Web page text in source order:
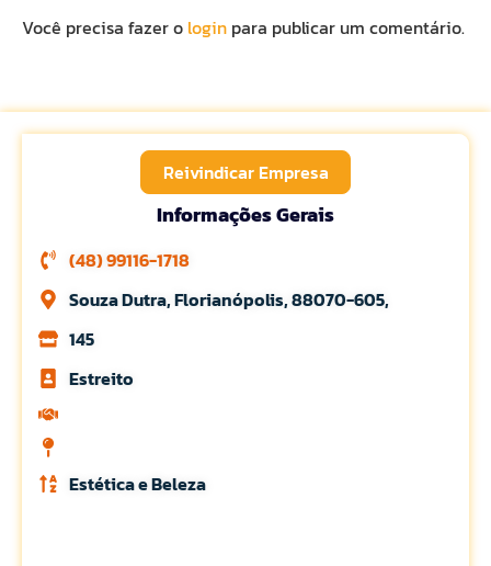
Você precisa fazer o login para publicar um comentário.
Reivindicar Empresa
Informações Gerais
(48) 99116-1718
Souza Dutra, Florianópolis, 88070-605,
145
Estreito
Estética e Beleza